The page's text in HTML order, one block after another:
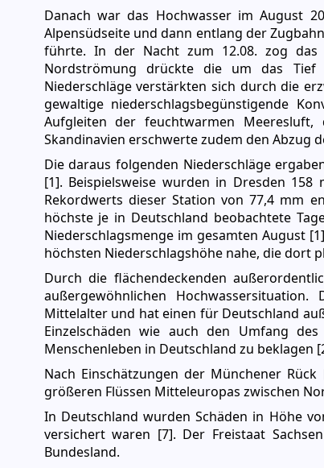
Danach war das Hochwasser im August
Alpensüdseite und dann entlang der
führte. In der Nacht zum 12.08. zog das
Nordströmung drückte die um das Tief
Niederschläge verstärkten sich durch die
gewaltige niederschlagsbegünstigende
Aufgleiten der feuchtwarmen
Skandinavien erschwerte zudem den Abzug
Die daraus folgenden Niederschläge
[1]. Beispielsweise wurden in Dresden
Rekordwerts dieser Station von 77,4 mm
höchste je in Deutschland beobachtete
Niederschlagsmenge im gesamten August
höchsten Niederschlagshöhe nahe, die dort
Durch die flächendeckenden
außergewöhnlichen
Mittelalter und hat einen für Deutschland
Einzelschäden wie auch den Umfang
Menschenleben in Deutschland zu beklagen
Nach Einschätzungen der Münchener
größeren Flüssen Mitteleuropas zwischen
In Deutschland wurden Schäden in Höhe
versichert waren [7]. Der Freistaat
Bundesland.